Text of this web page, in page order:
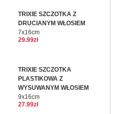
TRIXIE SZCZOTKA Z
DRUCIANYM WŁOSIEM
7x16cm
29.99zł
TRIXIE SZCZOTKA
PLASTIKOWA Z
WYSUWANYM WŁOSIEM
9x16cm
27.99zł